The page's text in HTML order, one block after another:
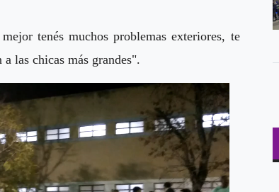
tenés muchos problemas exteriores, te
las chicas más grandes".